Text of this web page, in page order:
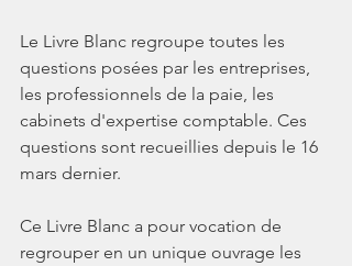
Le Livre Blanc regroupe toutes les
questions posées par les entreprises,
les professionnels de la paie, les
cabinets d'expertise comptable. Ces
questions sont recueillies depuis le 16
mars dernier.
Ce Livre Blanc a pour vocation de
regrouper en un unique ouvrage les